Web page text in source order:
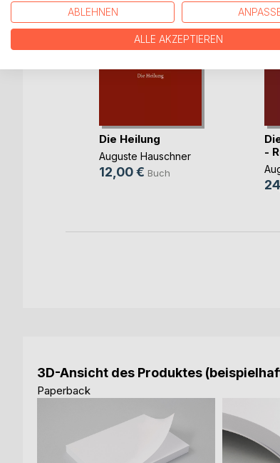
Die Heilung
Auguste Hauschner
12,00 € Buch
-
3D-Ansicht des Produktes
Paperback
ABLEHNEN
ALLE AKZEPTIEREN